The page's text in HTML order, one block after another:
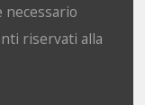
necessario
riservati alla